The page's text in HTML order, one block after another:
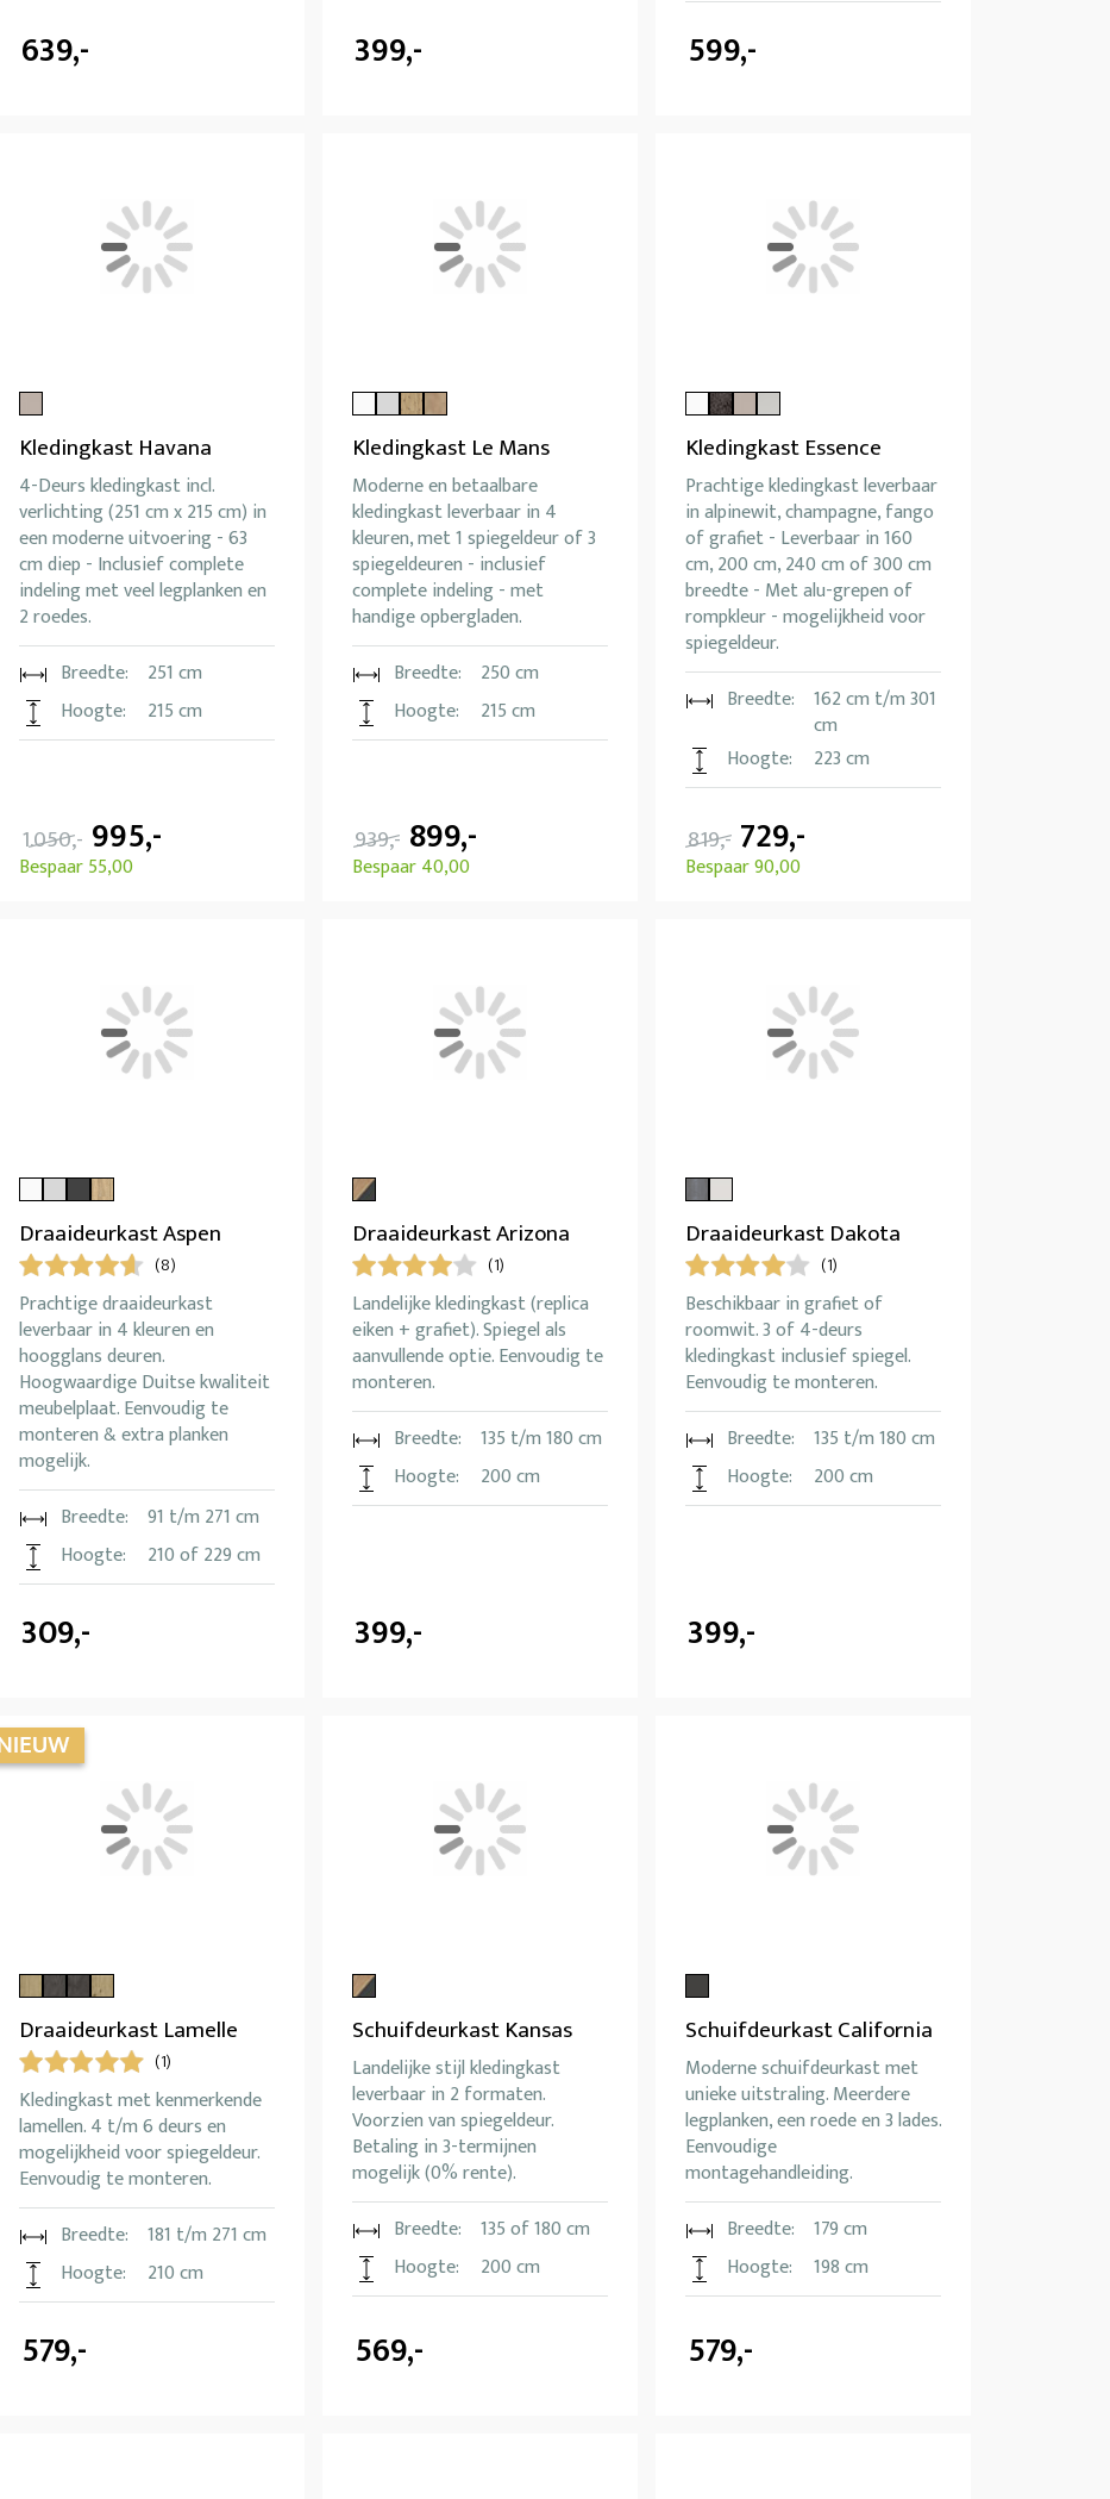
639,- 399,- 599,-
Kledingkast Havana
4-Deurs kledingkast incl.
verlichting (251 cm x 215 cm) in
een moderne uitvoering - 63
cm diep - Inclusief complete
indeling met veel legplanken en
2 roedes.
Breedte:
251 cm
Hoogte:
215 cm
1.050,- 995,-
Bespaar 55,00
Kledingkast Le Mans
Moderne en betaalbare
kledingkast leverbaar in 4
kleuren, met 1 spiegeldeur of 3
spiegeldeuren - inclusief
complete indeling - met
handige opbergladen.
Breedte:
250 cm
Hoogte:
215 cm
939,- 899,-
Bespaar 40,00
Kledingkast Essence
Prachtige kledingkast leverbaar
in alpinewit, champagne, fango
of grafiet - Leverbaar in 160
cm, 200 cm, 240 cm of 300 cm
breedte - Met alu-grepen of
rompkleur - mogelijkheid voor
spiegeldeur.
Breedte:
162 cm t/m 301
cm
Hoogte:
223 cm
819,- 729,-
Bespaar 90,00
Draaideurkast Aspen
(8)
Prachtige draaideurkast
leverbaar in 4 kleuren en
hoogglans deuren.
Hoogwaardige Duitse kwaliteit
meubelplaat. Eenvoudig te
monteren & extra planken
mogelijk.
Breedte:
91 t/m 271 cm
Hoogte:
210 of 229 cm
309,-
Draaideurkast Arizona
(1)
Landelijke kledingkast (replica
eiken + grafiet). Spiegel als
aanvullende optie. Eenvoudig te
monteren.
Breedte:
135 t/m 180 cm
Hoogte:
200 cm
399,-
Draaideurkast Dakota
(1)
Beschikbaar in grafiet of
roomwit. 3 of 4-deurs
kledingkast inclusief spiegel.
Eenvoudig te monteren.
Breedte:
135 t/m 180 cm
Hoogte:
200 cm
399,-
Draaideurkast Lamelle
(1)
Kledingkast met kenmerkende
lamellen. 4 t/m 6 deurs en
mogelijkheid voor spiegeldeur.
Eenvoudig te monteren.
Breedte:
181 t/m 271 cm
Hoogte:
210 cm
579,-
Schuifdeurkast Kansas
Landelijke stijl kledingkast
leverbaar in 2 formaten.
Voorzien van spiegeldeur.
Betaling in 3-termijnen
mogelijk (0% rente).
Breedte:
135 of 180 cm
Hoogte:
200 cm
569,-
Schuifdeurkast California
Moderne schuifdeurkast met
unieke uitstraling. Meerdere
legplanken, een roede en 3 lades.
Eenvoudige
montagehandleiding.
Breedte:
179 cm
Hoogte:
198 cm
579,-